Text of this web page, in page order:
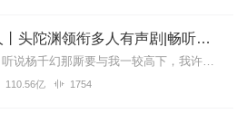
推荐
大奉打更人丨头陀渊领衔多人有声剧|畅听全集|王鹤棣、田曦薇主演影视剧原著|卖报小郎君
【冒泡有奖】听说杨千幻那厮要与我一较高下，我许七安要开始装叉了！快进入声音播放页戳下方输入框，冒个泡偷偷告诉我，我要用哪些诗词才能胜过他？说得好的，有赏！202...
110.56亿 1754